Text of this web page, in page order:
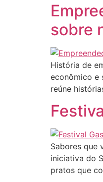
sobre
História de
econômico e
reúne
Sabores que
iniciativa do
pratos que